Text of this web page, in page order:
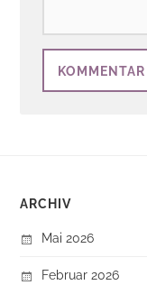
ARCHIV
Mai 2026
Februar 2026